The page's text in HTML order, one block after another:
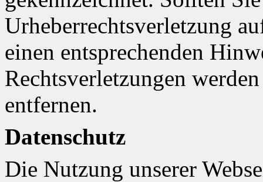
Urheberrechtsverletzung
einen entsprechenden
Rechtsverletzungen
entfernen.
Datenschutz
Die Nutzung unserer